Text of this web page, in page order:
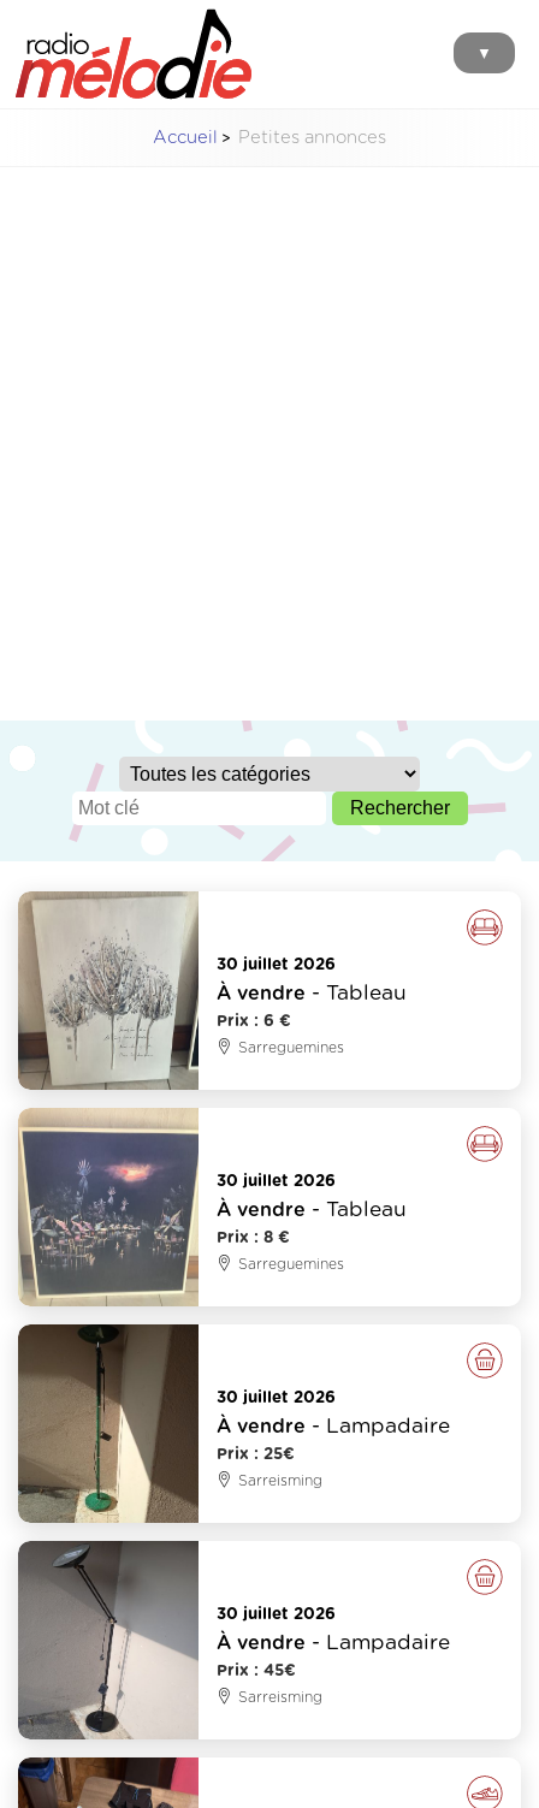
▼
Accueil Petites annonces
30 juillet 2026
À vendre - Tableau
Prix : 6 €
Sarreguemines
30 juillet 2026
À vendre - Tableau
Prix : 8 €
Sarreguemines
30 juillet 2026
À vendre - Lampadaire
Prix : 25€
Sarreisming
30 juillet 2026
À vendre - Lampadaire
Prix : 45€
Sarreisming